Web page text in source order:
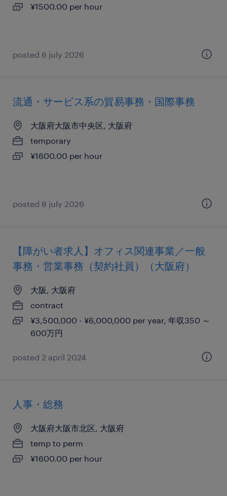
¥1500.00 per hour
posted 6 july 2026
流通・サービス系の貿易事務・国際事務
大阪府大阪市中央区, 大阪府
temporary
¥1600.00 per hour
posted 8 july 2026
【障がい者求人】オフィス関連事業／一般
事務・営業事務（契約社員）（大阪府）
大阪, 大阪府
contract
¥3,500,000 - ¥6,000,000 per year, 年収350 ～
600万円
posted 2 april 2024
人事・総務
大阪府大阪市北区, 大阪府
temp to perm
¥1600.00 per hour